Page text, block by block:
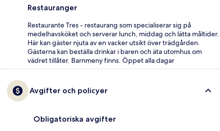
Restauranger
Restaurante Tres - restaurang som specialiserar sig på
medelhavsköket och serverar lunch, middag och lätta måltider.
Här kan gäster njuta av en vacker utsikt över trädgården.
Gästerna kan beställa drinkar i baren och äta utomhus om
vädret tillåter. Barnmeny finns. Öppet alla dagar
Avgifter och policyer
Obligatoriska avgifter